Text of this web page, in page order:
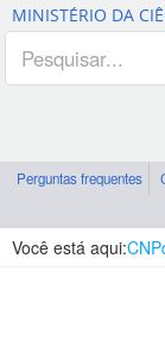
MINISTÉRIO DA
Perguntas frequentes
Você está aqui: